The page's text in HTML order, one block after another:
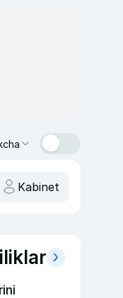
Kabinet